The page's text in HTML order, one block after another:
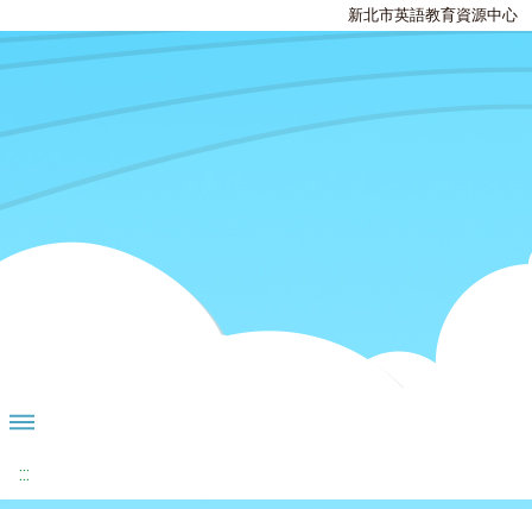
新北市英語教育資源中心
:::